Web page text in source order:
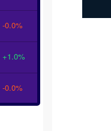
-0.0%
+1.0%
-0.0%